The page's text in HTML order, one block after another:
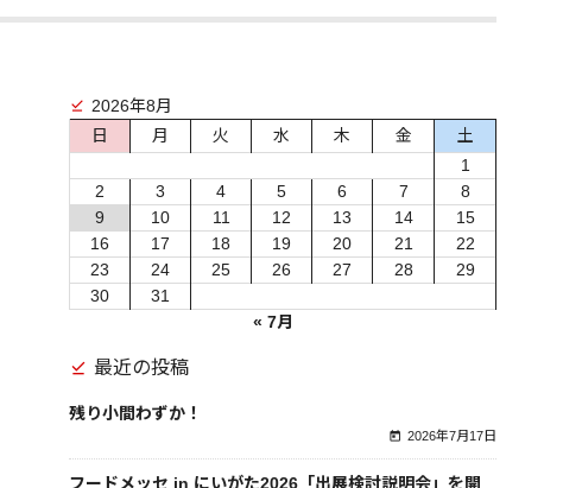
2026年8月
日
月 火 水 木 金
土
1
2
3 4 5 6 7
8
9
10 11 12 13 14
15
16
17 18 19 20 21
22
23
24 25 26 27 28
29
30
31
« 7月
最近の投稿
残り小間わずか！
2026年7月17日
フードメッセ in にいがた2026「出展検討説明会」を開